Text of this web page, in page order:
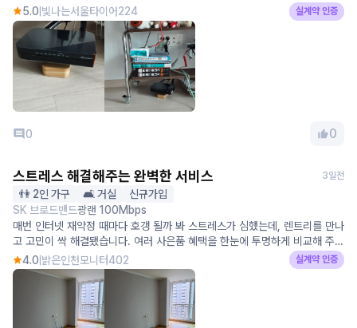
즉시 오지는 않았습니다만 충분히 빠르게 원하는 답을 받을 수 있었습니다. 오
히려 상담사님이 제 답장을 기다리셨을 것 같아요. 가입 결정 후에는 일사천리
로 미리 안내 받은 과정대로 전부 진행이 되었습니다. 답답할 이유가 없었습니
다. 제가 알아야 되는 내용은 이미 다 안내를 받은 상태에서 일들이 진행되었
기 때문입니다. 아직 설치 후 한달도 지나지 않았지만 문제없이 인터넷 잘 사
용하고 있습니다. 이상 후기 끝.
5.0 빛나는서울타이어224 실계약 인증
0 0
스트레스 해결해주는 완벽한 서비스 3일전
👫 2인 가구 🛋️ 거실
신규가입
SK 브로드밴드광랜 100Mbps
매번 인터넷 재약정 때마다 호갱 될까 봐 스트레스가 심했는데, 렌트리를 만나
고 고민이 싹 해결됐습니다. 여러 사은품 혜택을 한눈에 투명하게 비교해 주니
믿음이 갔고, 당일 친절 상담부터 속전속결 설치까지 완벽했네요. 덕분에 지원
금 빵빵하게 받고 기분 좋게 설치 마쳤습니다. 앞으로 인터넷 가입은 무조건
렌트리로 정착합니다! 최고예요.
4.0 밝은인천모니터402 실계약 인증